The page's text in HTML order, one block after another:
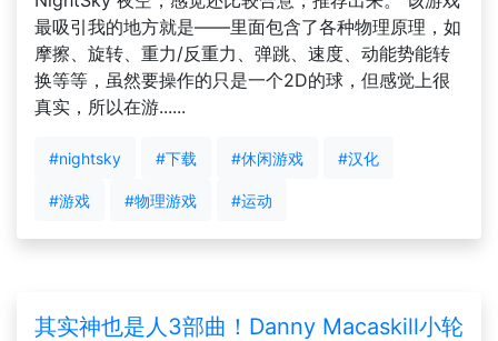
最吸引我的地方就是——里面包含了各种物理原理，如
摩擦、旋转、重力/反重力、弹跳、速度、动能势能转
换等等，虽然要操作的只是一个2D的球，但感觉上很
真实，所以在游......
#nightsky #下载 #休闲游戏 #汉化
#游戏 #物理游戏 #运动
其实神也是人3部曲！Danny Macaskill小轮